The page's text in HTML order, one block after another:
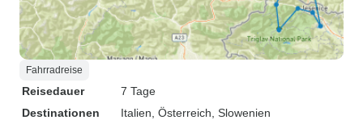
Fahrradreise
Reisedauer
7 Tage
Destinationen
Italien , Österreich , Slowenien